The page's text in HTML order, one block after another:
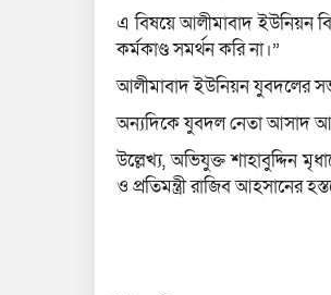
এ বিষয়ে আলীমাবাদ ইউনিয়ন
কর্মকাণ্ড সমর্থন করি না।”
আলীমাবাদ ইউনিয়ন যুবদলের
অন্যদিকে যুবদল নেতা আসাদ
উল্লেখ্য, অভিযুক্ত শাহাবুদ্দিন
ও প্রতিমন্ত্রী রাজিব আহসানের